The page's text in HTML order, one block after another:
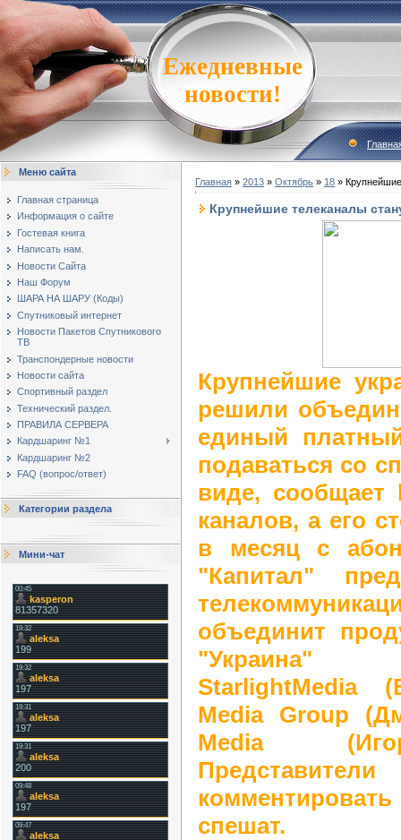
Ежедневные
новости!
Меню сайта
Главная страница
Информация о сайте
Гостевая книга
Написать нам.
Новости Сайта
Наш Форум
ШАРА НА ШАРУ (Коды)
Спутниковый интернет
Новости Пакетов Спутникового
ТВ
Транспондерные новости
Новости сайта
Спортивный раздел
Технический раздел.
ПРАВИЛА СЕРВЕРА
Кардшаринг №1
Кардшаринг №2
FAQ (вопрос/ответ)
Категории раздела
Мини-чат
Главная » 2013 » Октябрь » 18 »
Крупнейшие телеканалы
Крупнейшие
решили
единый
подаваться со
виде, сообщает
каналов, а его
в месяц с
"Капитал"
объединит
"Украина"
StarlightMedia
Media Group
Media
спешат.